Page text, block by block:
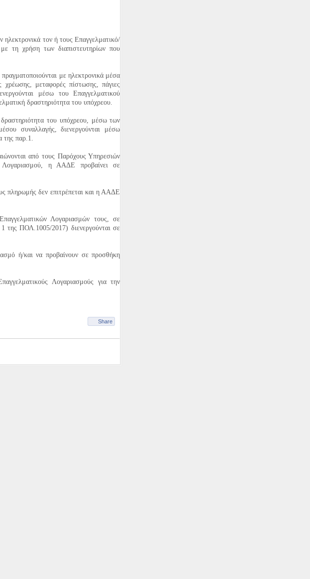
Καταφύγιο.
καταλόγους στο Καταφύγιο.
του θέματος και γενικά όσοι
Πατρών σχετικά με την
μας γι…
τον ή τους Επαγγελματικό/
τη χρήση των διαπιστευτηρίων που
με ηλεκτρονικά μέσα
μεταφορές πίστωσης, πάγιες
μέσω του Επαγγελματικού
δραστηριότητα του υπόχρεου.
του υπόχρεου, μέσω των
συναλλαγής, διενεργούνται μέσω
παρ.1.
από τους Παρόχους Υπηρεσιών
η ΑΑΔΕ προβαίνει σε
πληρωμής δεν επιτρέπεται και η ΑΑΔΕ
Λογαριασμών τους, σε
της ΠΟΛ.1005/2017) διενεργούνται σε
ή/και να προβαίνουν σε προσθήκη
Λογαριασμούς για την
Share